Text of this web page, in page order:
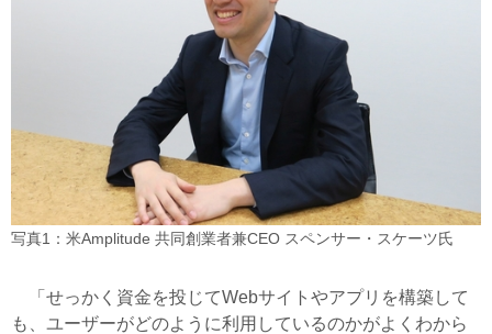
写真1：米Amplitude 共同創業者兼CEO スペンサー・スケーツ氏
「せっかく資金を投じてWebサイトやアプリを構築して
も、ユーザーがどのように利用しているのかがよくわから